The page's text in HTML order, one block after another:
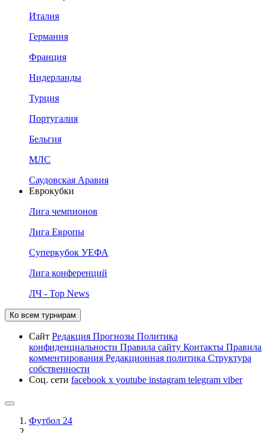
Италия
Германия
Франция
Нидерланды
Турция
Португалия
Бельгия
МЛС
Саудовская Аравия
Еврокубки
Лига чемпионов
Лига Европы
Суперкубок УЕФА
Лига конференций
ЛЧ - Top News
Ко всем турнирам
Сайт Редакция Прогнозы Политика
конфиденциальности Правила сайту Контакты Правила
комментирования Редакционная политика Структура
собственности
Соц. сети facebook x youtube instagram telegram viber
Футбол 24